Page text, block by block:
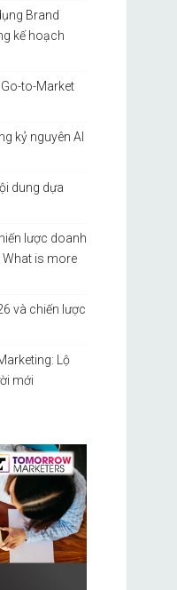
Brand
kế hoạch
to-Market
kỷ nguyên AI
dung dựa
lược doanh
What is more
và chiến lược
Lộ
mới